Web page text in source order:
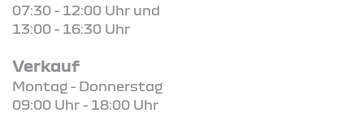
07:30 - 12:00 Uhr und
13:00 - 16:30 Uhr
Verkauf
Montag - Donnerstag
09:00 Uhr - 18:00 Uhr